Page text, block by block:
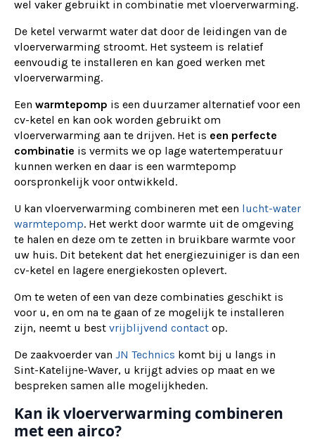
wel vaker gebruikt in combinatie met vloerverwarming.
De ketel verwarmt water dat door de leidingen van de
vloerverwarming stroomt. Het systeem is relatief
eenvoudig te installeren en kan goed werken met
vloerverwarming.
Een warmtepomp is een duurzamer alternatief voor een
cv-ketel en kan ook worden gebruikt om
vloerverwarming aan te drijven. Het is een perfecte
combinatie is vermits we op lage watertemperatuur
kunnen werken en daar is een warmtepomp
oorspronkelijk voor ontwikkeld.
U kan vloerverwarming combineren met een lucht-water
warmtepomp. Het werkt door warmte uit de omgeving
te halen en deze om te zetten in bruikbare warmte voor
uw huis. Dit betekent dat het energiezuiniger is dan een
cv-ketel en lagere energiekosten oplevert.
Om te weten of een van deze combinaties geschikt is
voor u, en om na te gaan of ze mogelijk te installeren
zijn, neemt u best vrijblijvend contact op.
De zaakvoerder van JN Technics komt bij u langs in
Sint-Katelijne-Waver, u krijgt advies op maat en we
bespreken samen alle mogelijkheden.
Kan ik vloerverwarming combineren
met een airco?